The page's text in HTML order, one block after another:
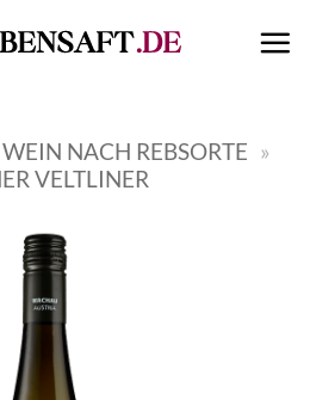
WEIN NACH REBSORTE »
VELTLINER